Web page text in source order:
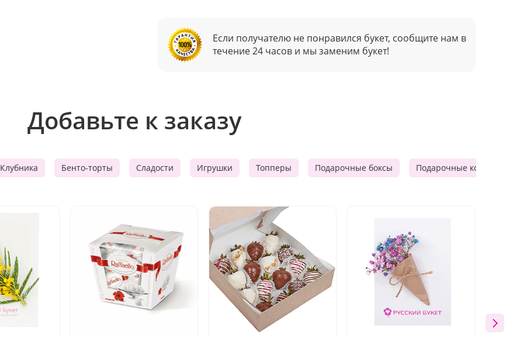
Если получателю не понравился букет, сообщите нам в
течение 24 часов и мы заменим букет!
Добавьте к заказу
Клубника Бенто-торты Сладости Игрушки Топперы Подарочные боксы Подарочные корзины